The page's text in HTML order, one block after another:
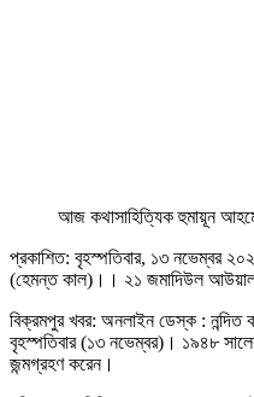
আজ কথাসাহিত্যিক হুমায়ূন
প্রকাশিত: বৃহস্পতিবার, ১৩ নভেম্বর
(হেমন্ত কাল)।। ২১ জমাদিউল
বিক্রমপুর খবর: অনলাইন ডেস্ক : নন্দিত
বৃহস্পতিবার (১৩ নভেম্বর)। ১৯৪৮
জন্মগ্রহণ করেন।